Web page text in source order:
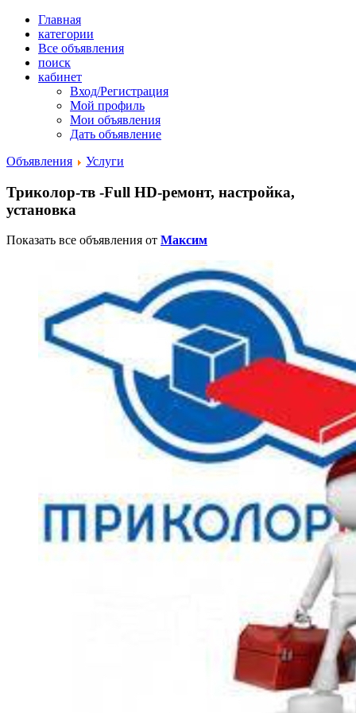
Главная
категории
Все объявления
поиск
кабинет
Вход/Регистрация
Мой профиль
Мои объявления
Дать объявление
Объявления
Услуги
Триколор-тв -Full HD-ремонт, настройка,
установка
Показать все объявления от Максим